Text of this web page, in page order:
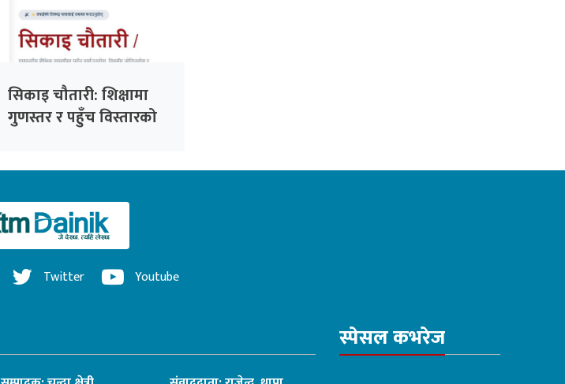
सिकाइ चौतारी: शिक्षामा
गुणस्तर र पहुँच विस्तारको
Twitter Youtube
स्पेसल कभरेज